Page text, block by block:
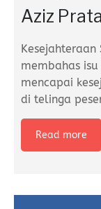
Aziz
membahas
mencapai
di telinga
Read more